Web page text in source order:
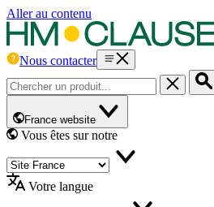
Aller au contenu
Nous contacter
France website
Vous êtes sur notre
Votre langue